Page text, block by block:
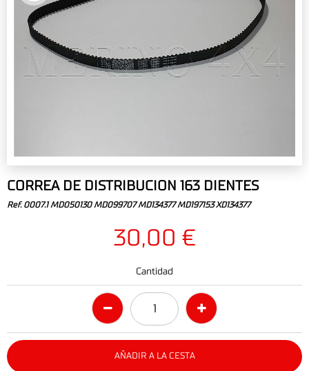
CORREA DE DISTRIBUCION 163 DIENTES
Ref. 0007.1 MD050130 MD099707 MD134377 MD197153 XD134377
30,00 €
Cantidad
AÑADIR A LA CESTA